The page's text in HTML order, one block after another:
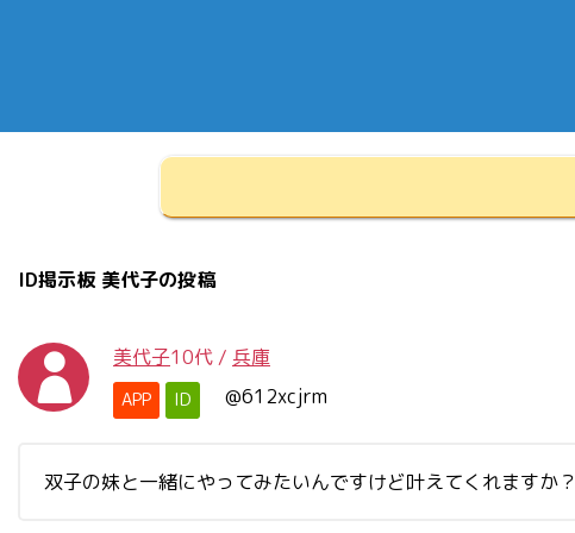
ID掲示板 美代子の投稿
美代子10代 / 兵庫
APP ID @612xcjrm
双子の妹と一緒にやってみたいんですけど叶えてくれますか？